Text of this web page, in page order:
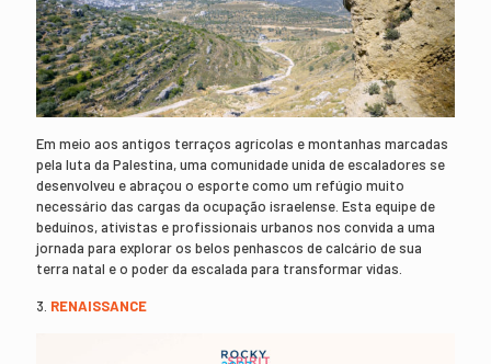
Em meio aos antigos terraços agrícolas e montanhas marcadas
pela luta da Palestina, uma comunidade unida de escaladores se
desenvolveu e abraçou o esporte como um refúgio muito
necessário das cargas da ocupação israelense. Esta equipe de
beduínos, ativistas e profissionais urbanos nos convida a uma
jornada para explorar os belos penhascos de calcário de sua
terra natal e o poder da escalada para transformar vidas.
3. RENAISSANCE